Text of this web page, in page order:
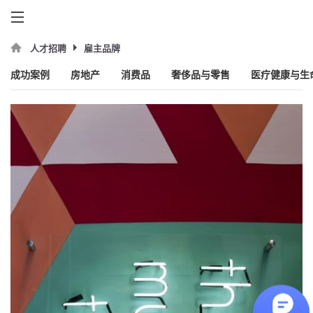
人才招聘 雇主品牌
成功案例 房地产 消费品 奢侈品与零售 医疗健康与生